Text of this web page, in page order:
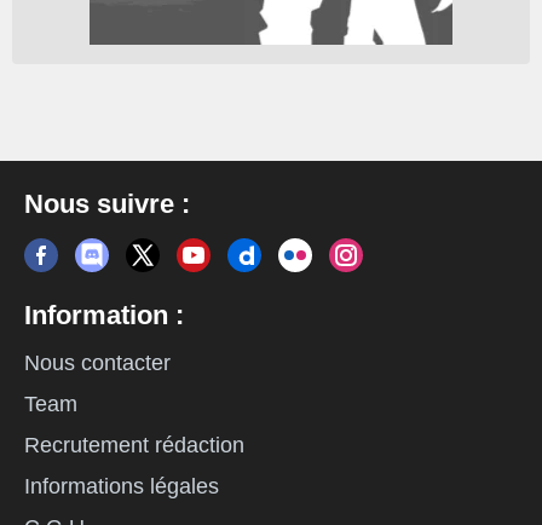
Nous suivre :
Information :
Nous contacter
Team
Recrutement rédaction
Informations légales